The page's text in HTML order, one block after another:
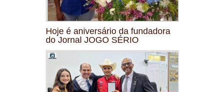
Hoje é aniversário da fundadora
do Jornal JOGO SÉRIO